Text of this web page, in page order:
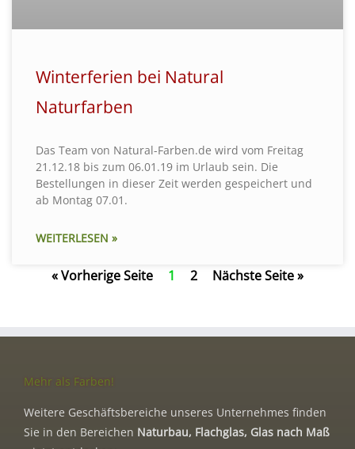
Winterferien bei Natural
Naturfarben
Das Team von Natural-Farben.de wird vom Freitag
21.12.18 bis zum 06.01.19 im Urlaub sein. Die
Bestellungen in dieser Zeit werden gespeichert und
ab Montag 07.01.
WEITERLESEN »
« Vorherige Seite 1 2 Nächste Seite »
Mehr als Farben!
Weitere Geschäftsbereiche unseres Unternehmes finden
Sie in den Bereichen Naturbau, Flachglas, Glas nach Maß